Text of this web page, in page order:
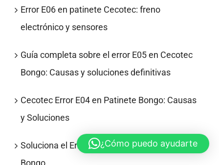
Error E06 en patinete Cecotec: freno
electrónico y sensores
Guía completa sobre el error E05 en Cecotec
Bongo: Causas y soluciones definitivas
Cecotec Error E04 en Patinete Bongo: Causas
y Soluciones
Soluciona el Error E02 en Patinetes Cecotec
Bongo
¿Cómo puedo ayudarte